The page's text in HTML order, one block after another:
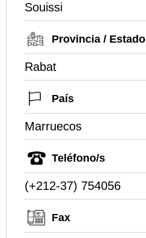
Souissi
Provincia / Estado
Rabat
País
Marruecos
Teléfono/s
(+212-37) 754056
Fax